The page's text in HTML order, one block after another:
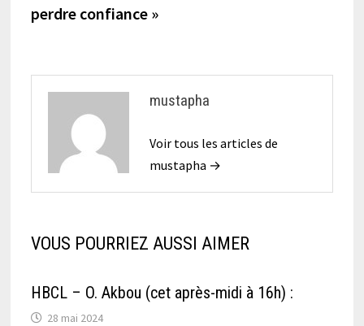
perdre confiance »
mustapha
Voir tous les articles de
mustapha →
VOUS POURRIEZ AUSSI AIMER
HBCL – O. Akbou (cet après-midi à 16h) :
28 mai 2024